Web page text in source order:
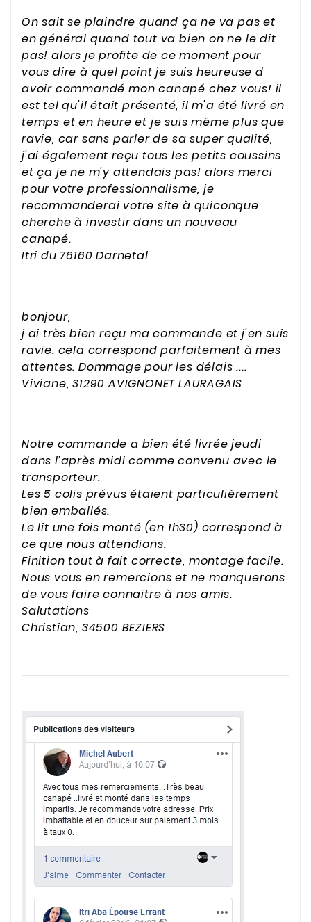
On sait se plaindre quand ça ne va pas et
en général quand tout va bien on ne le dit
pas! alors je profite de ce moment pour
vous dire à quel point je suis heureuse d
avoir commandé mon canapé chez vous! il
est tel qu'il était présenté, il m'a été livré en
temps et en heure et je suis même plus que
ravie, car sans parler de sa super qualité,
j'ai également reçu tous les petits coussins
et ça je ne m'y attendais pas! alors merci
pour votre professionnalisme, je
recommanderai votre site à quiconque
cherche à investir dans un nouveau
canapé.
Itri du 76160 Darnetal
bonjour,
j ai très bien reçu ma commande et j'en suis
ravie. cela correspond parfaitement à mes
attentes. Dommage pour les délais ....
Viviane, 31290 AVIGNONET LAURAGAIS
Notre commande a bien été livrée jeudi
dans l’après midi comme convenu avec le
transporteur.
Les 5 colis prévus étaient particulièrement
bien emballés.
Le lit une fois monté (en 1h30) correspond à
ce que nous attendions.
Finition tout à fait correcte, montage facile.
Nous vous en remercions et ne manquerons
de vous faire connaitre à nos amis.
Salutations
Christian, 34500 BEZIERS